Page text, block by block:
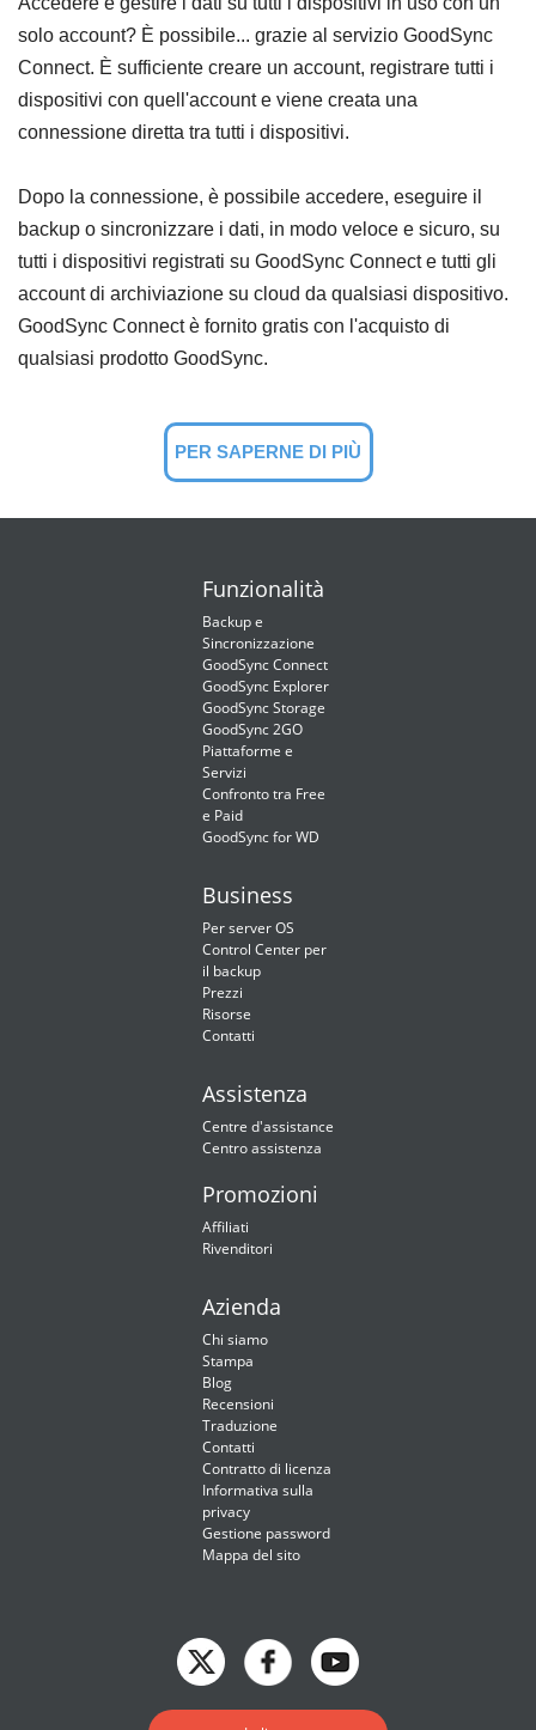
solo account? È possibile... grazie al servizio GoodSync
Connect. È sufficiente creare un account, registrare tutti i
dispositivi con quell'account e viene creata una
connessione diretta tra tutti i dispositivi.
Dopo la connessione, è possibile accedere, eseguire il
backup o sincronizzare i dati, in modo veloce e sicuro, su
tutti i dispositivi registrati su GoodSync Connect e tutti gli
account di archiviazione su cloud da qualsiasi dispositivo.
GoodSync Connect è fornito gratis con l'acquisto di
qualsiasi prodotto GoodSync.
PER SAPERNE DI PIÙ
Funzionalità
Backup e
Sincronizzazione
GoodSync Connect
GoodSync Explorer
GoodSync Storage
GoodSync 2GO
Piattaforme e
Servizi
Confronto tra Free
e Paid
GoodSync for WD
Business
Per server OS
Control Center per
il backup
Prezzi
Risorse
Contatti
Assistenza
Centre d'assistance
Centro assistenza
Promozioni
Affiliati
Rivenditori
Azienda
Chi siamo
Stampa
Blog
Recensioni
Traduzione
Contatti
Contratto di licenza
Informativa sulla
privacy
Gestione password
Mappa del sito
English